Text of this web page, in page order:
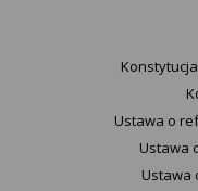
Ustawa o
Ustawa
Ustawa